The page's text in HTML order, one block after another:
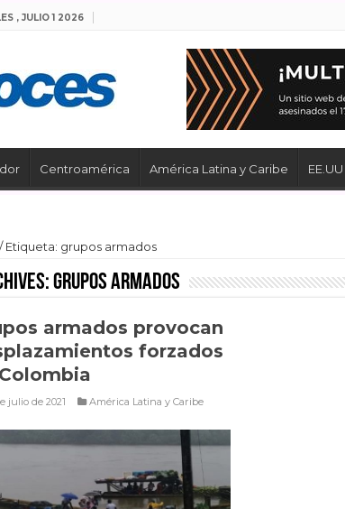
, JULIO 1 2026
Centroamérica América Latina y Caribe EE.UU
/ Etiqueta: grupos armados
grupos armados
armados provocan
forzados
julio de 2021
América Latina y Caribe